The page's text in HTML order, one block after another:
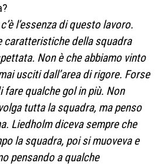
l’essenza di questo lavoro.
caratteristiche della squadra
Non è che abbiamo vinto
usciti dall’area di rigore. Forse
qualche gol in più. Non
tutta la squadra, ma penso
Liedholm diceva sempre che
la squadra, poi si muoveva e
pensando a qualche